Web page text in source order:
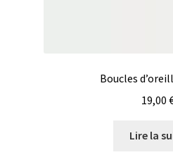
Boucles
19,00
Lire la